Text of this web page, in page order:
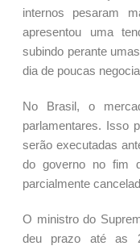
internos pesaram
apresentou uma
subindo perante
dia de poucas
No Brasil, o
parlamentares. Isso
serão executadas
do governo no fim
parcialmente
O ministro do
deu prazo até as